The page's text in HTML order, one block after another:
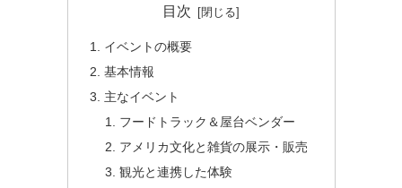
目次
イベントの概要
基本情報
主なイベント
フードトラック＆屋台ベンダー
アメリカ文化と雑貨の展示・販売
観光と連携した体験